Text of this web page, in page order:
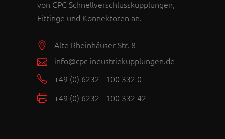
von CPC Schnellverschlusskupplungen,
Fittinge und Konnektoren an.
Alte Rheinhäuser Str. 8
info@cpc-industriekupplungen.de
+49 (0) 6232 - 100 332 0
+49 (0) 6232 - 100 332 42